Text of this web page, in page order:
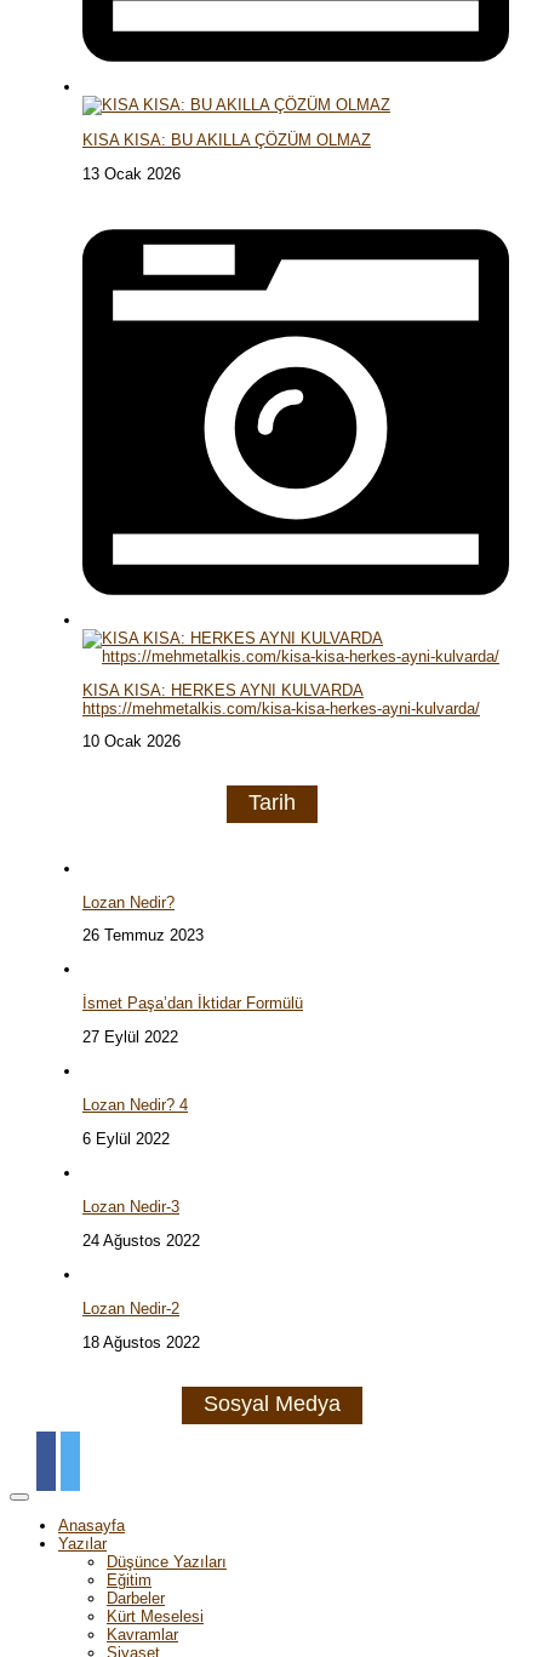
KISA KISA: BU AKILLA ÇÖZÜM OLMAZ
13 Ocak 2026
KISA KISA: HERKES AYNI KULVARDA
https://mehmetalkis.com/kisa-kisa-herkes-ayni-kulvarda/
10 Ocak 2026
Tarih
Lozan Nedir?
26 Temmuz 2023
İsmet Paşa’dan İktidar Formülü
27 Eylül 2022
Lozan Nedir? 4
6 Eylül 2022
Lozan Nedir-3
24 Ağustos 2022
Lozan Nedir-2
18 Ağustos 2022
Sosyal Medya
Anasayfa
Yazılar
Düşünce Yazıları
Eğitim
Darbeler
Kürt Meselesi
Kavramlar
Siyaset